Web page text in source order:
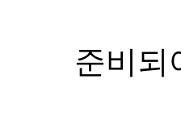
준비되